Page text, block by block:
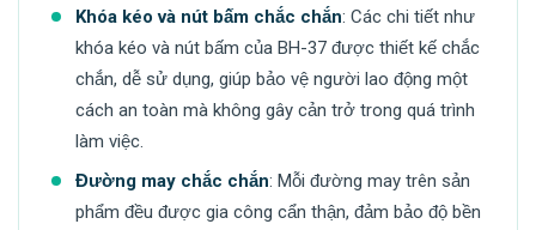
Khóa kéo và nút bấm chắc chắn: Các chi tiết như
khóa kéo và nút bấm của BH-37 được thiết kế chắc
chắn, dễ sử dụng, giúp bảo vệ người lao động một
cách an toàn mà không gây cản trở trong quá trình
làm việc.
Đường may chắc chắn: Mỗi đường may trên sản
phẩm đều được gia công cẩn thận, đảm bảo độ bền